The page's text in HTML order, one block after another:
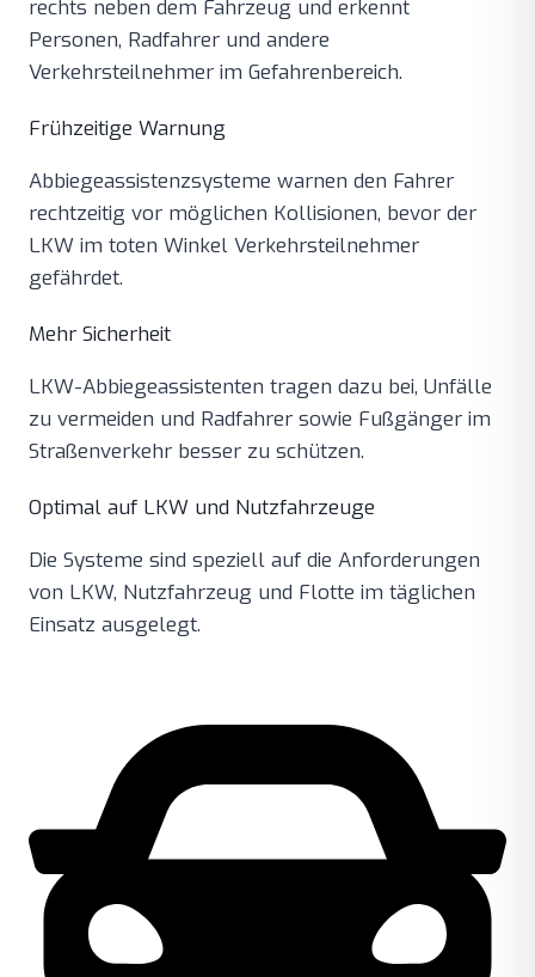
rechts neben dem Fahrzeug und erkennt
Personen, Radfahrer und andere
Verkehrsteilnehmer im Gefahrenbereich.
Frühzeitige Warnung
Abbiegeassistenzsysteme warnen den Fahrer
rechtzeitig vor möglichen Kollisionen, bevor der
LKW im toten Winkel Verkehrsteilnehmer
gefährdet.
Mehr Sicherheit
LKW-Abbiegeassistenten tragen dazu bei, Unfälle
zu vermeiden und Radfahrer sowie Fußgänger im
Straßenverkehr besser zu schützen.
Optimal auf LKW und Nutzfahrzeuge
Die Systeme sind speziell auf die Anforderungen
von LKW, Nutzfahrzeug und Flotte im täglichen
Einsatz ausgelegt.